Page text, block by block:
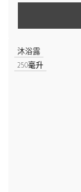
沐浴露
250毫升